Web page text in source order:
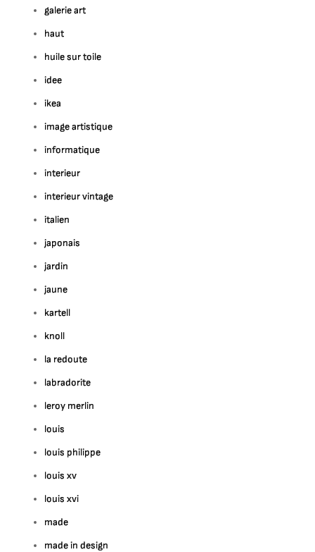
galerie art
haut
huile sur toile
idee
ikea
image artistique
informatique
interieur
interieur vintage
italien
japonais
jardin
jaune
kartell
knoll
la redoute
labradorite
leroy merlin
louis
louis philippe
louis xv
louis xvi
made
made in design